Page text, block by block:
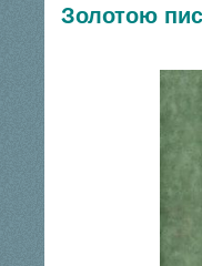
Золотою